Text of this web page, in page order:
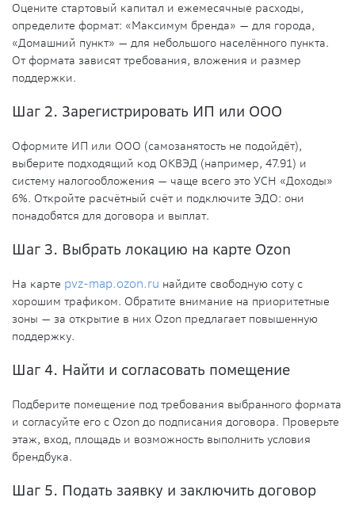
Оцените стартовый капитал и ежемесячные расходы,
определите формат: «Максимум бренда» — для города,
«Домашний пункт» — для небольшого населённого пункта.
От формата зависят требования, вложения и размер
поддержки.
Шаг 2. Зарегистрировать ИП или ООО
Оформите ИП или ООО (самозанятость не подойдёт),
выберите подходящий код ОКВЭД (например, 47.91) и
систему налогообложения — чаще всего это УСН «Доходы»
6%. Откройте расчётный счёт и подключите ЭДО: они
понадобятся для договора и выплат.
Шаг 3. Выбрать локацию на карте Ozon
На карте pvz-map.ozon.ru найдите свободную соту с
хорошим трафиком. Обратите внимание на приоритетные
зоны — за открытие в них Ozon предлагает повышенную
поддержку.
Шаг 4. Найти и согласовать помещение
Подберите помещение под требования выбранного формата
и согласуйте его с Ozon до подписания договора. Проверьте
этаж, вход, площадь и возможность выполнить условия
брендбука.
Шаг 5. Подать заявку и заключить договор